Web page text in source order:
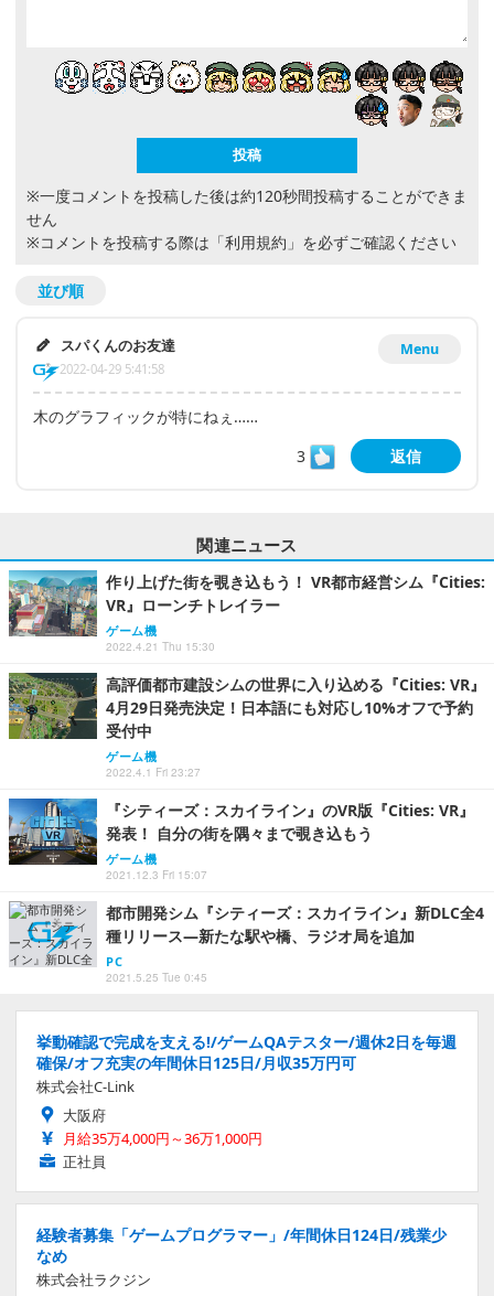
※一度コメントを投稿した後は約120秒間投稿することができま
せん
※コメントを投稿する際は 「利用規約」 を必ずご確認ください
並び順
Menu
スパくんのお友達
2022-04-29 5:41:58
木のグラフィックが特にねぇ……
3
返信
関連ニュース
作り上げた街を覗き込もう！ VR都市経営シム『Cities:
VR』ローンチトレイラー
ゲーム機
2022.4.21 Thu 15:30
高評価都市建設シムの世界に入り込める『Cities: VR』
4月29日発売決定！日本語にも対応し10%オフで予約
受付中
ゲーム機
2022.4.1 Fri 23:27
『シティーズ：スカイライン』のVR版『Cities: VR』
発表！ 自分の街を隅々まで覗き込もう
ゲーム機
2021.12.3 Fri 15:07
都市開発シム『シティーズ：スカイライン』新DLC全4
種リリース―新たな駅や橋、ラジオ局を追加
PC
2021.5.25 Tue 0:45
挙動確認で完成を支える!/ゲームQAテスター/週休2日を毎週
確保/オフ充実の年間休日125日/月収35万円可
株式会社C-Link
大阪府
月給35万4,000円～36万1,000円
正社員
経験者募集「ゲームプログラマー」/年間休日124日/残業少
なめ
株式会社ラクジン